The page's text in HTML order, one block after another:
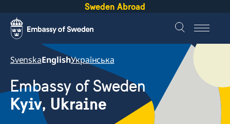
Sweden Abroad
SvenskaEnglishУкраїнська
Embassy of Sweden
Kyiv, Ukraine